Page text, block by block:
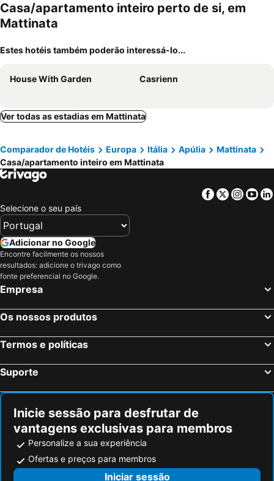
Casa/apartamento inteiro perto de si, em
Mattinata
Estes hotéis também poderão interessá-lo...
House With Garden Casrienn
Ver todas as estadias em Mattinata
Comparador de Hotéis Europa Itália Apúlia
Mattinata
Casa/apartamento inteiro em Mattinata
Facebook
Twitter
Selecione o seu país
Adicionar no Google
Encontre facilmente os nossos
resultados: adicione o trivago como
fonte preferencial no Google.
Empresa
Os nossos produtos
Termos e políticas
Suporte
Inicie sessão para desfrutar de
vantagens exclusivas para membros
Personalize a sua experiência
Ofertas e preços para membros
Iniciar sessão